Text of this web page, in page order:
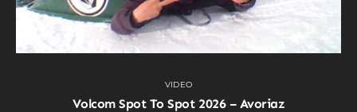
VIDEO
Volcom Spot To Spot 2026 – Avoriaz